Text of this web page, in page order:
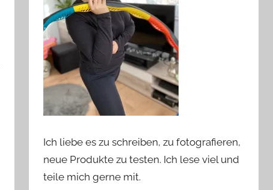
Ich liebe es zu schreiben, zu fotografieren,
neue Produkte zu testen. Ich lese viel und
teile mich gerne mit.